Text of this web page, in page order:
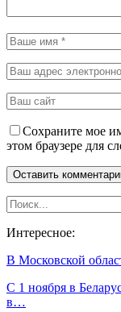
Сохраните мое
этом браузере для
Интересное:
В Московской
С 1 ноября в
в…